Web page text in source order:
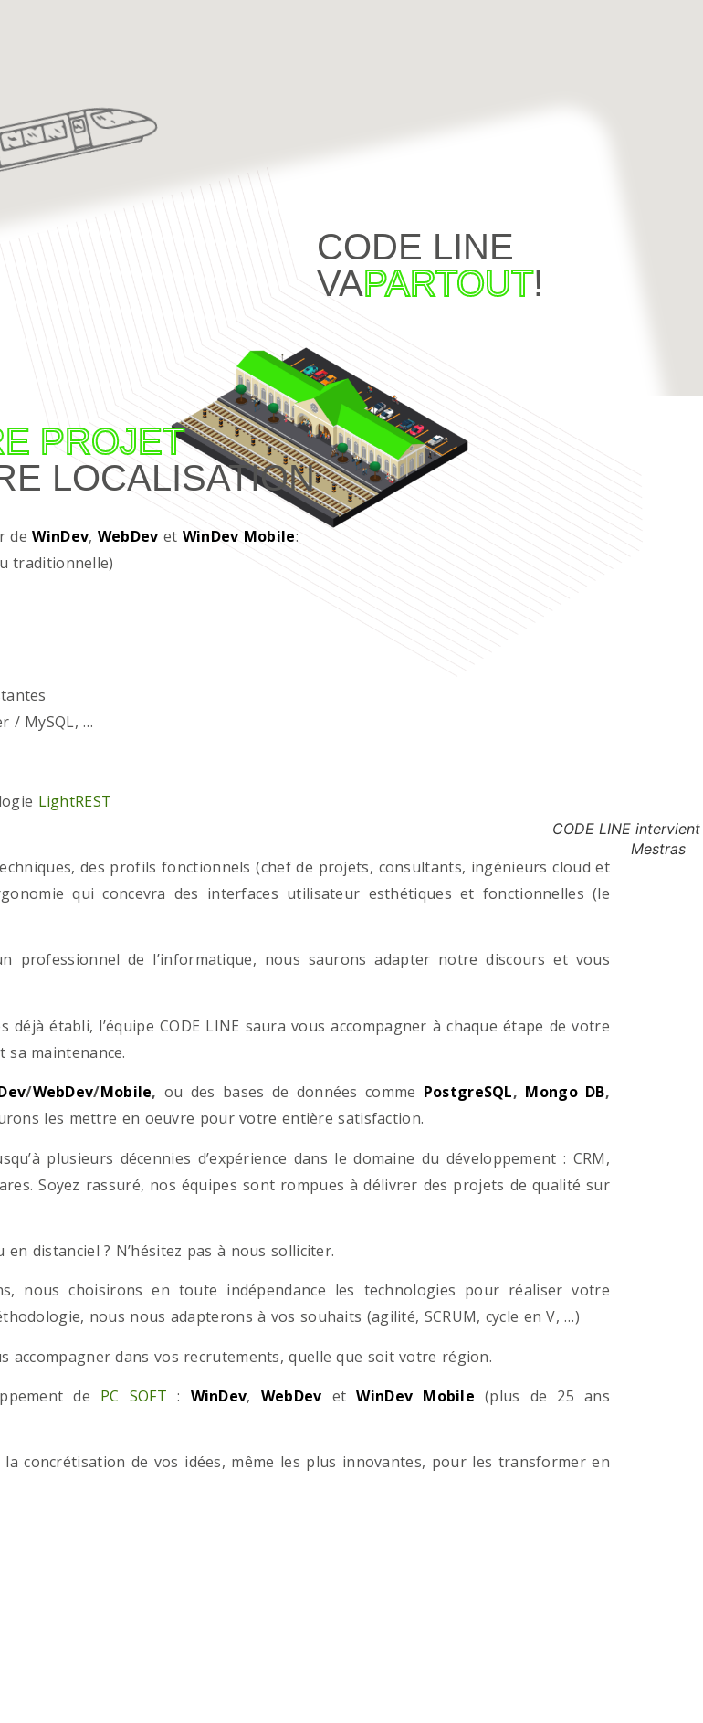
CODE LINE
VAPARTOUT!
PROJET
LOCALISATION
deWinDev, WebDev et WinDev Mobile:
traditionnelle)
/ MySQL, …
LightREST
des profils fonctionnels (chef de projets, consultants, ingénieurs cloud et
qui concevra des interfaces utilisateur esthétiques et fonctionnelles (le
professionnel de l’informatique, nous saurons adapter notre discours et vous
établi, l’équipe CODE LINE saura vous accompagner à chaque étape de votre
sa maintenance.
/WebDev/Mobile, ou des bases de données comme PostgreSQL, Mongo DB,
les mettre en oeuvre pour votre entière satisfaction.
plusieurs décennies d’expérience dans le domaine du développement : CRM,
Soyez rassuré, nos équipes sont rompues à délivrer des projets de qualité sur
distanciel ? N’hésitez pas à nous solliciter.
nous choisirons en toute indépendance les technologies pour réaliser votre
nous nous adapterons à vos souhaits (agilité, SCRUM, cycle en V, …)
accompagner dans vos recrutements, quelle que soit votre région.
de PC SOFT : WinDev, WebDev et WinDev Mobile (plus de 25 ans
concrétisation de vos idées, même les plus innovantes, pour les transformer en
CODE LINE
Mestras